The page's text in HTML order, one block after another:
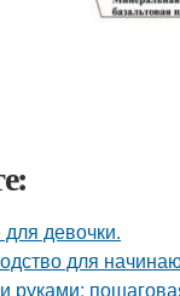
девочки.
для
руками: